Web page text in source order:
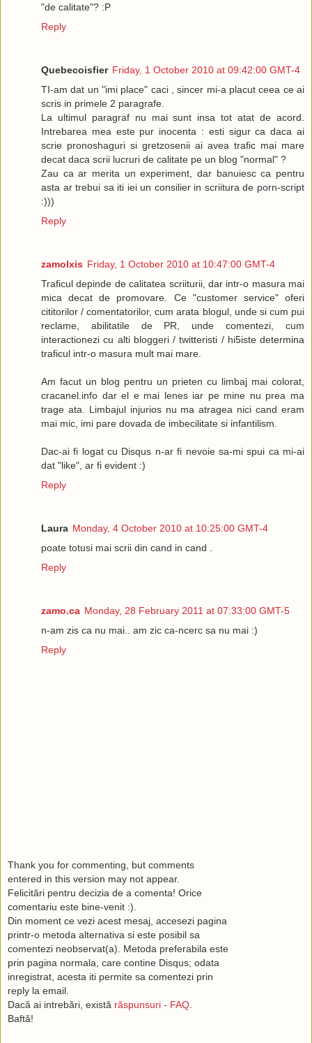
I trust that this is the beginning of a beauuuutiful friendship :)
flexible at this point but it could be a great avenue in the
several clients that may be a good fit with you website.
The money has been sent so let me know if there are any
Hey InBonobo,
I have another client that is interested in advertising in a
The client is ...
Would you be able to give me a deal on this one, say $xxx
Thanks,
I have looked around at prices, and it seems that $xxx/
lowest. I'm a bit busy these days, don't have time to properly
that having paid links could cause my PR to drop:
pagerank-update/5906/
on the total, if you buy at least x months. I have already
these terms are not satisfactory, please let me know and I will
Cheers,
The link looks great and the pricing, although it went up,
Thanks,
S.
---
I certainly appreciate your offer and I am thankful for it.
qualms about publishing "hidden" links. If I do publish links
would have to be marked as "sponsored" somehow. I would
what are acceptable practices and also regular prices, and
time now.
In summary, it is not that I am refusing your offer, but I would
"de calitate"? :P
Reply
Quebecoisfier Friday, 1 October 2010 at 09:42:00 GMT-4
TI-am dat un "imi place" caci , sincer mi-a placut ceea ce ai
scris in primele 2 paragrafe.
La ultimul paragraf nu mai sunt insa tot atat de acord.
Intrebarea mea este pur inocenta : esti sigur ca daca ai
scrie pronoshaguri si gretzosenii ai avea trafic mai mare
decat daca scrii lucruri de calitate pe un blog "normal" ?
Zau ca ar merita un experiment, dar banuiesc ca pentru
asta ar trebui sa iti iei un consilier in scriitura de porn-script
:)))
Reply
zamolxis Friday, 1 October 2010 at 10:47:00 GMT-4
Traficul depinde de calitatea scriiturii, dar intr-o masura mai
mica decat de promovare. Ce "customer service" oferi
cititorilor / comentatorilor, cum arata blogul, unde si cum pui
reclame, abilitatile de PR, unde comentezi, cum
interactionezi cu alti bloggeri / twitteristi / hi5iste determina
traficul intr-o masura mult mai mare.
Am facut un blog pentru un prieten cu limbaj mai colorat,
cracanel.info dar el e mai lenes iar pe mine nu prea ma
trage ata. Limbajul injurios nu ma atragea nici cand eram
mai mic, imi pare dovada de imbecilitate si infantilism.
Dac-ai fi logat cu Disqus n-ar fi nevoie sa-mi spui ca mi-ai
dat "like", ar fi evident :)
Reply
Laura Monday, 4 October 2010 at 10:25:00 GMT-4
poate totusi mai scrii din cand in cand .
Reply
zamo.ca Monday, 28 February 2011 at 07:33:00 GMT-5
n-am zis ca nu mai.. am zic ca-ncerc sa nu mai :)
Reply
Thank you for commenting, but comments
entered in this version may not appear.
Felicitări pentru decizia de a comenta! Orice
comentariu este bine-venit :).
Din moment ce vezi acest mesaj, accesezi pagina
printr-o metoda alternativa si este posibil sa
comentezi neobservat(a). Metoda preferabila este
prin pagina normala, care contine Disqus; odata
inregistrat, acesta iti permite sa comentezi prin
reply la email.
Dacă ai intrebări, există răspunsuri - FAQ
Baftă!